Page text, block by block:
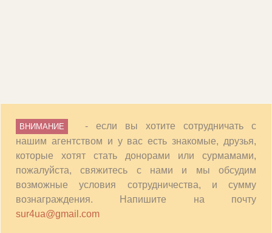
ВНИМАНИЕ
- если вы хотите сотрудничать с
нашим агентством и у вас есть знакомые, друзья,
которые хотят стать донорами или сурмамами,
пожалуйста, свяжитесь с нами и мы обсудим
возможные условия сотрудничества, и сумму
вознаграждения. Напишите на почту